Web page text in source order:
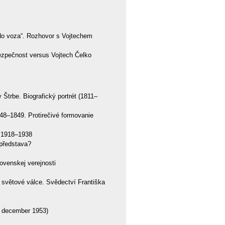
voza“. Rozhovor s Vojtechem
versus Vojtech Čelko
Biografický portrét (1811–
Protirečivé formovanie
verejnosti
válce. Svědectví Františka
1953)